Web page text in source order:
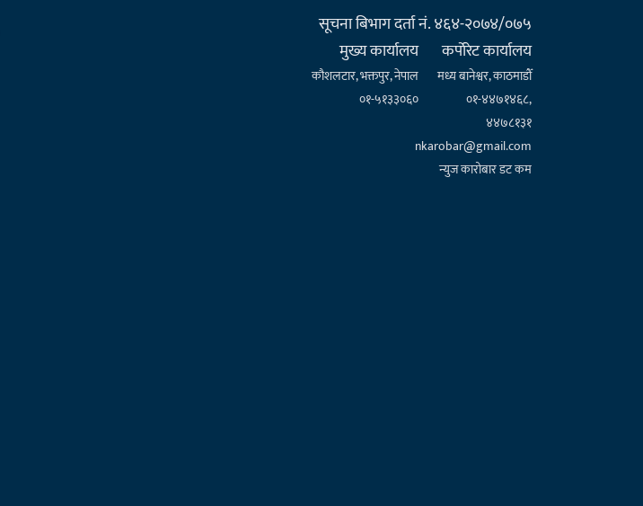
सूचना बिभाग दर्ता नं. ४६४-२०७४/०७५
मुख्य कार्यालय
कौशलटार, भक्तपुर, नेपाल
०१-५१३३०६०
कर्पाेरेट कार्यालय
मध्य बानेश्वर, काठमाडौँ
०१-४४७१४६८,
४४७८१३१
nkarobar@gmail.com
न्युज कारोबार डट कम